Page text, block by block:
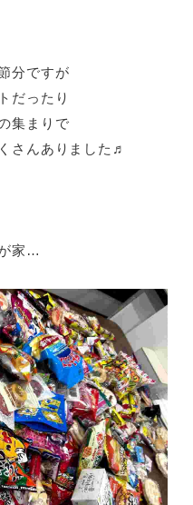
分ですが
だったり
集まりで
さんありました♬
家…